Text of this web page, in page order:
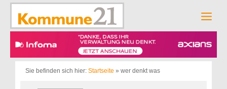
Zum
springen
Sie befinden sich hier: Startseite » wer denkt was